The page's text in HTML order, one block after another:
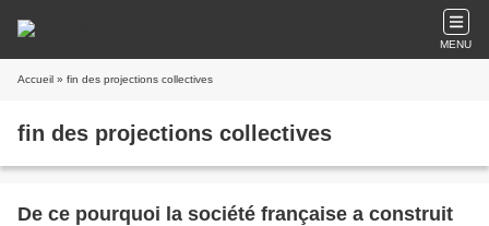
MENU
Accueil » fin des projections collectives
fin des projections collectives
De ce pourquoi la société française a construit